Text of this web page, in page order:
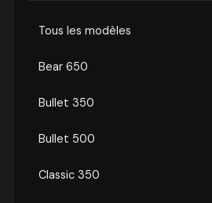
Tous les modèles
Bear 650
Bullet 350
Bullet 500
Classic 350